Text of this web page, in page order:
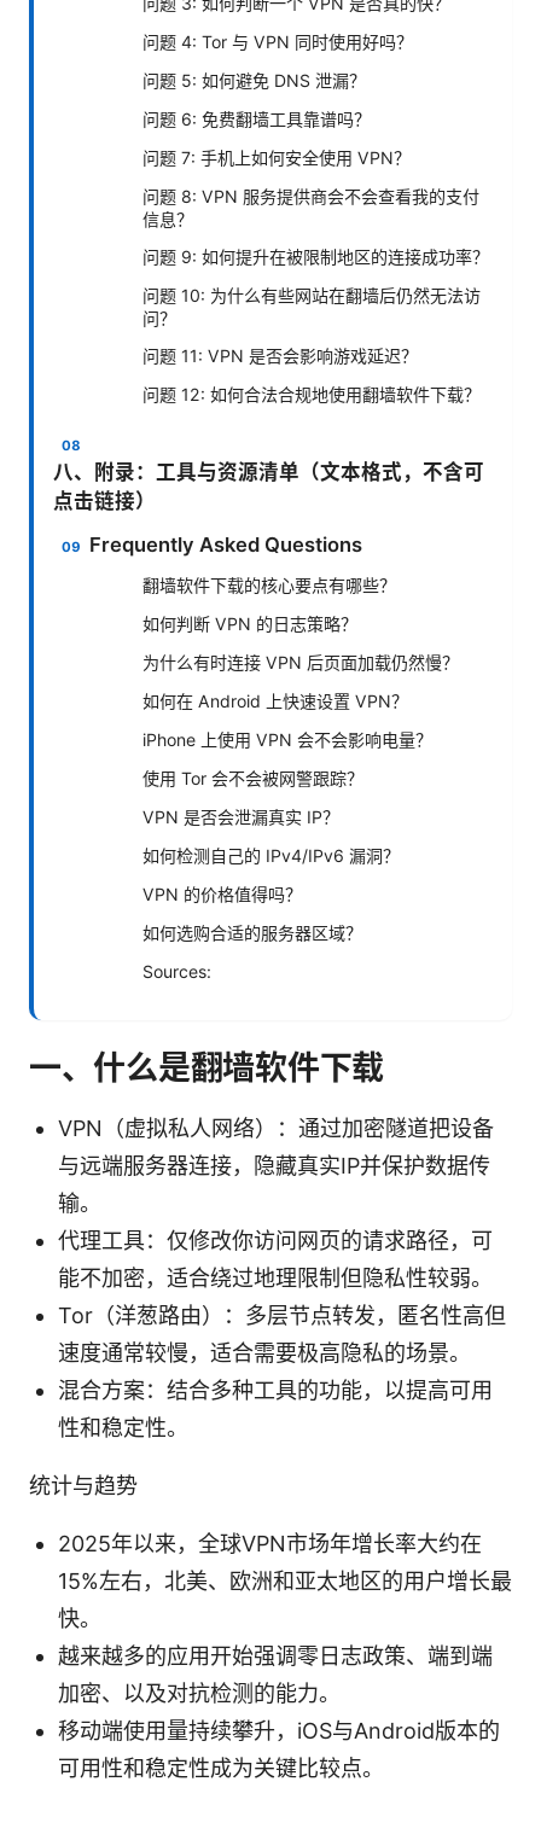
问题 4: Tor 与 VPN 同时使用好吗？
问题 5: 如何避免 DNS 泄漏？
问题 6: 免费翻墙工具靠谱吗？
问题 7: 手机上如何安全使用 VPN？
问题 8: VPN 服务提供商会不会查看我的支付
信息？
问题 9: 如何提升在被限制地区的连接成功率？
问题 10: 为什么有些网站在翻墙后仍然无法访
问？
问题 11: VPN 是否会影响游戏延迟？
问题 12: 如何合法合规地使用翻墙软件下载？
八、附录：工具与资源清单（文本格式，不含可
点击链接）
Frequently Asked Questions
翻墙软件下载的核心要点有哪些？
如何判断 VPN 的日志策略？
为什么有时连接 VPN 后页面加载仍然慢？
如何在 Android 上快速设置 VPN？
iPhone 上使用 VPN 会不会影响电量？
使用 Tor 会不会被网警跟踪？
VPN 是否会泄漏真实 IP？
如何检测自己的 IPv4/IPv6 漏洞？
VPN 的价格值得吗？
如何选购合适的服务器区域？
Sources:
一、什么是翻墙软件下载
VPN（虚拟私人网络）：通过加密隧道把设备
与远端服务器连接，隐藏真实IP并保护数据传
输。
代理工具：仅修改你访问网页的请求路径，可
能不加密，适合绕过地理限制但隐私性较弱。
Tor（洋葱路由）：多层节点转发，匿名性高但
速度通常较慢，适合需要极高隐私的场景。
混合方案：结合多种工具的功能，以提高可用
性和稳定性。
统计与趋势
2025年以来，全球VPN市场年增长率大约在
15%左右，北美、欧洲和亚太地区的用户增长最
快。
越来越多的应用开始强调零日志政策、端到端
加密、以及对抗检测的能力。
移动端使用量持续攀升，iOS与Android版本的
可用性和稳定性成为关键比较点。